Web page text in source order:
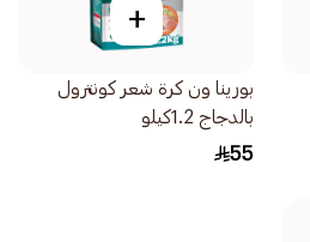
+
بورينا ون كرة شعر كونترول
بالدجاج 1.2كيلو
55